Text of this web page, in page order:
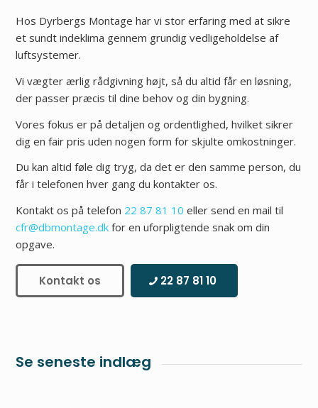
Hos Dyrbergs Montage har vi stor erfaring med at sikre
et sundt indeklima gennem grundig vedligeholdelse af
luftsystemer.
Vi vægter ærlig rådgivning højt, så du altid får en løsning,
der passer præcis til dine behov og din bygning.
Vores fokus er på detaljen og ordentlighed, hvilket sikrer
dig en fair pris uden nogen form for skjulte omkostninger.
Du kan altid føle dig tryg, da det er den samme person, du
får i telefonen hver gang du kontakter os.
Kontakt os på telefon 22 87 81 10 eller send en mail til
cfr@dbmontage.dk for en uforpligtende snak om din
opgave.
Kontakt os 22 87 81 10
Se seneste indlæg